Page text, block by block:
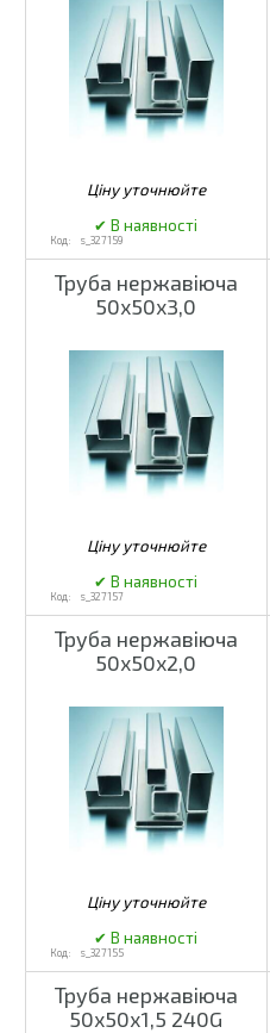
s_327159
Труба нержавіюча
50х50х3,0
s_327157
Труба нержавіюча
50х50х2,0
s_327155
Труба нержавіюча
50х50х1,5 240G